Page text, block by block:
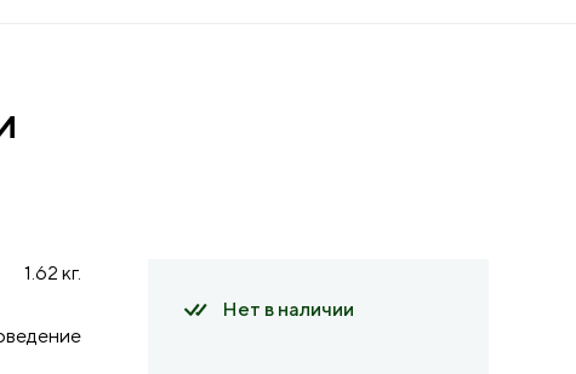
1.62 кг.
Нет в наличии